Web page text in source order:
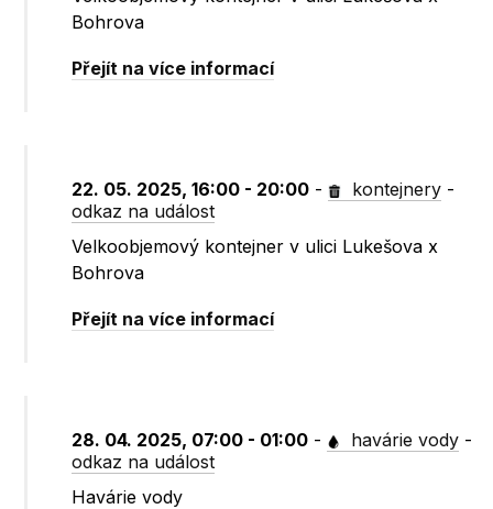
Bohrova
Přejít na více informací
22. 05. 2025, 16:00 - 20:00 - kontejnery -
odkaz na událost
Velkoobjemový kontejner v ulici Lukešova x
Bohrova
Přejít na více informací
28. 04. 2025, 07:00 - 01:00 - havárie vody -
odkaz na událost
Havárie vody